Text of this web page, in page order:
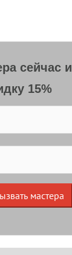
сейчас и
15%
мастера